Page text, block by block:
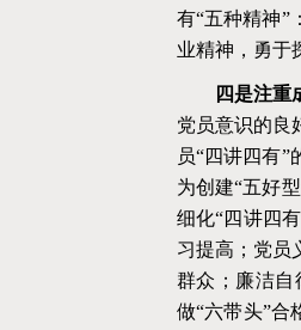
有“五种精神”
业精神，勇于
四是注重
党员意识的良
员“四讲四有”
为创建“五好
细化“四讲四
习提高；党员
群众；廉洁自
做“六带头”合